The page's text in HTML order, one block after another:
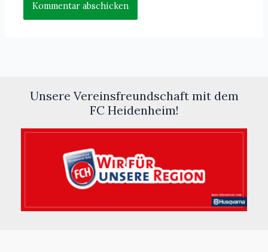
Unsere Vereinsfreundschaft mit dem
FC Heidenheim!